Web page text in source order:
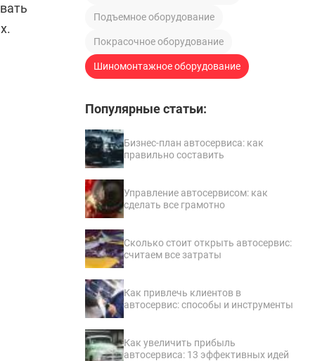
Подъемное оборудование
Покрасочное оборудование
Шиномонтажное оборудование
Популярные статьи:
Бизнес-план автосервиса: как
правильно составить
Управление автосервисом: как
сделать все грамотно
Сколько стоит открыть автосервис:
считаем все затраты
Как привлечь клиентов в
автосервис: способы и инструменты
Как увеличить прибыль
автосервиса: 13 эффективных идей